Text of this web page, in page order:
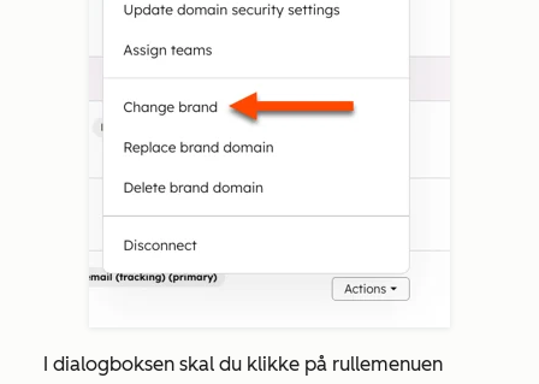
I dialogboksen skal du klikke på rullemenuen